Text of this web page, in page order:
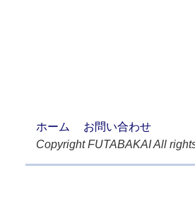
ホーム
お問い合わせ
Copyright FUTABAKAI All